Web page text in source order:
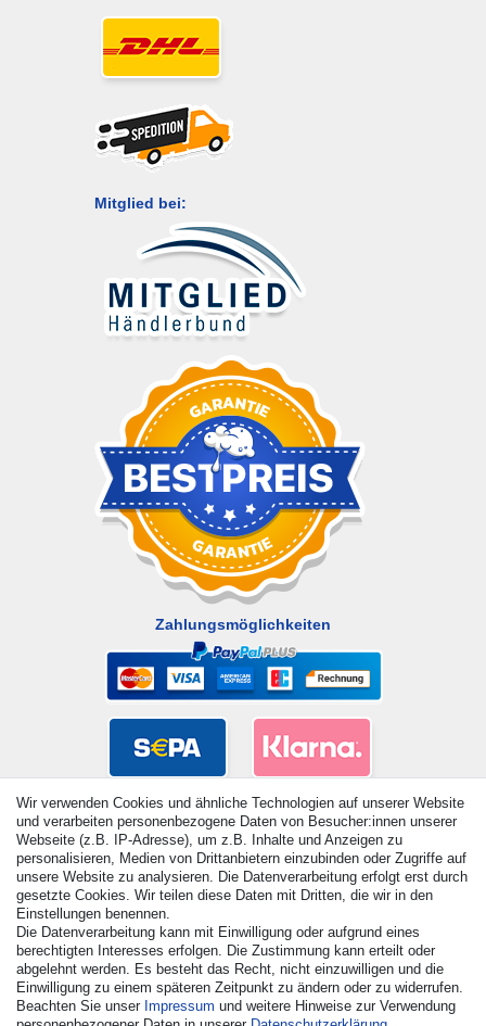
Mitglied bei:
Zahlungsmöglichkeiten
© Copyright 2026 | Alle Rechte vorbehalten. - Alle Rechte
vorbehalten. Preisangaben inkl. gesetzl. 19% MwSt. |
Grundpreise siehe Artikeldetail | *Gilt für Lieferungen nach
Deutschland!
Wir verwenden Cookies und ähnliche Technologien auf unserer Website
und verarbeiten personenbezogene Daten von Besucher:innen unserer
Webseite (z.B. IP-Adresse), um z.B. Inhalte und Anzeigen zu
personalisieren, Medien von Drittanbietern einzubinden oder Zugriffe auf
unsere Website zu analysieren. Die Datenverarbeitung erfolgt erst durch
gesetzte Cookies. Wir teilen diese Daten mit Dritten, die wir in den
Einstellungen benennen.
Die Datenverarbeitung kann mit Einwilligung oder aufgrund eines
berechtigten Interesses erfolgen. Die Zustimmung kann erteilt oder
abgelehnt werden. Es besteht das Recht, nicht einzuwilligen und die
Einwilligung zu einem späteren Zeitpunkt zu ändern oder zu widerrufen.
Beachten Sie unser Impressum und weitere Hinweise zur Verwendung